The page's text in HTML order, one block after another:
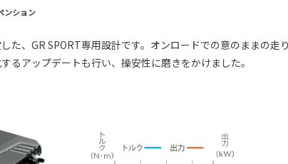
ンション
た、GR SPORT専用設計です。オンロードでの意のままの
るアップデートも行い、操安性に磨きをかけました。